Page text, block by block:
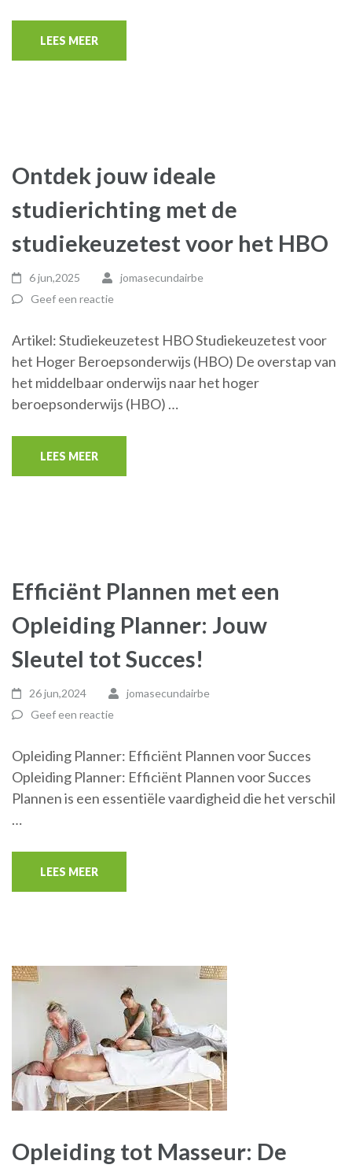
LEES MEER
Ontdek jouw ideale
studierichting met de
studiekeuzetest voor het HBO
6 jun,2025
jomasecundairbe
Geef een reactie
Artikel: Studiekeuzetest HBO Studiekeuzetest voor
het Hoger Beroepsonderwijs (HBO) De overstap van
het middelbaar onderwijs naar het hoger
beroepsonderwijs (HBO) …
LEES MEER
Efficiënt Plannen met een
Opleiding Planner: Jouw
Sleutel tot Succes!
26 jun,2024
jomasecundairbe
Geef een reactie
Opleiding Planner: Efficiënt Plannen voor Succes
Opleiding Planner: Efficiënt Plannen voor Succes
Plannen is een essentiële vaardigheid die het verschil
…
LEES MEER
Opleiding tot Masseur: De